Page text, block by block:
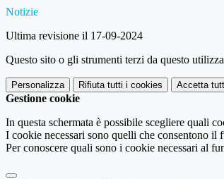
Notizie
Ultima revisione il 17-09-2024
Questo sito o gli strumenti terzi da questo
Personalizza Rifiuta tutti i cookies Accetta
Gestione cookie
In questa schermata è possibile scegliere quali
I cookie necessari sono quelli che consentono
Per conoscere quali sono i cookie necessari al